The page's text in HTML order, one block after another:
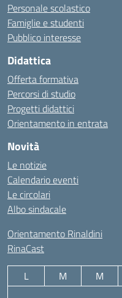
Personale scolastico
Famiglie e studenti
Pubblico interesse
Didattica
Offerta formativa
Percorsi di studio
Progetti didattici
Orientamento in entrata
Novità
Le notizie
Calendario eventi
Le circolari
Albo sindacale
Orientamento Rinaldini
RinaCast
L M M